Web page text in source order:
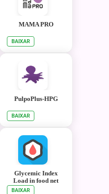
MAMA PRO
BAIXAR
PulpoPlus-HPG
BAIXAR
Glycemic Index
Load in food net
carbs diet tracker
BAIXAR